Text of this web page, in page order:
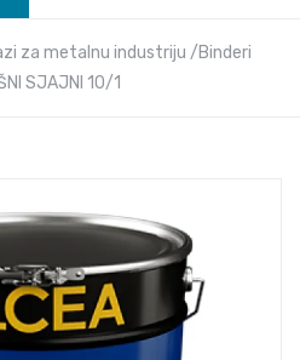
za metalnu industriju
Binderi
SJAJNI 10/1